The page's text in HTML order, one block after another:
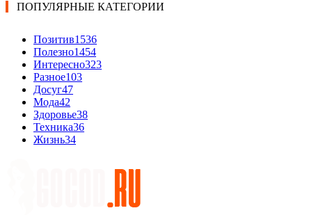
ПОПУЛЯРНЫЕ КАТЕГОРИИ
Позитив1536
Полезно1454
Интересно323
Разное103
Досуг47
Мода42
Здоровье38
Техника36
Жизнь34